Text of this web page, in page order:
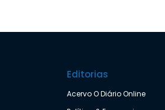
Editorias
Acervo O Diário Online